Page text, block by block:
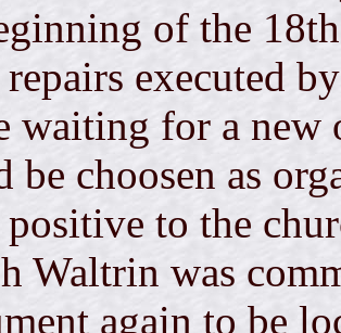
of the
executed
waiting for a new
be choosen as
to the
Waltrin was
again to be